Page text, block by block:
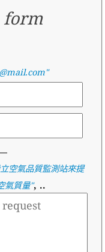
form
空氣品質監測站來提
氣質量", ..